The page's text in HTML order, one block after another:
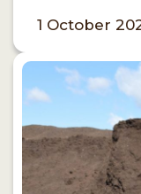
1 October